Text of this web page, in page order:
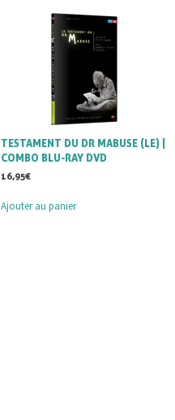
TESTAMENT DU DR MABUSE (LE) |
COMBO BLU-RAY DVD
16,95€
Ajouter au panier